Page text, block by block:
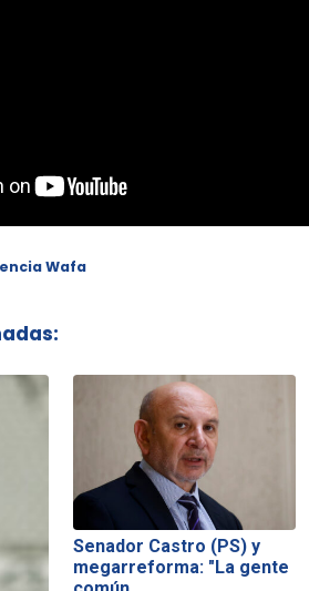
Wafa
Senador Castro (PS) y
megarreforma: "La gente